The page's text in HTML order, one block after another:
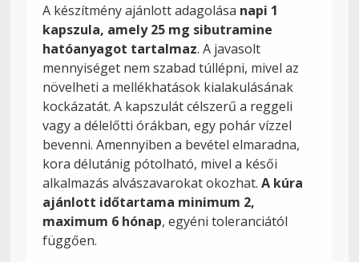
A készítmény ajánlott adagolása napi 1
kapszula, amely 25 mg sibutramine
hatóanyagot tartalmaz. A javasolt
mennyiséget nem szabad túllépni, mivel az
növelheti a mellékhatások kialakulásának
kockázatát. A kapszulát célszerű a reggeli
vagy a délelőtti órákban, egy pohár vízzel
bevenni. Amennyiben a bevétel elmaradna,
kora délutánig pótolható, mivel a késői
alkalmazás alvászavarokat okozhat.A kúra
ajánlott időtartama minimum 2,
maximum 6 hónap, egyéni toleranciától
függően.